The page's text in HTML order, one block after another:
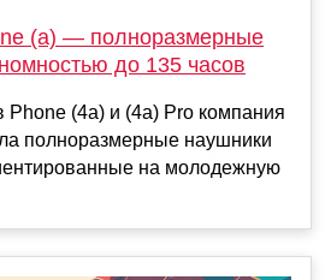
(a) — полноразмерные
до 135 часов
(4a) и (4a) Pro компания
полноразмерные наушники
на молодежную